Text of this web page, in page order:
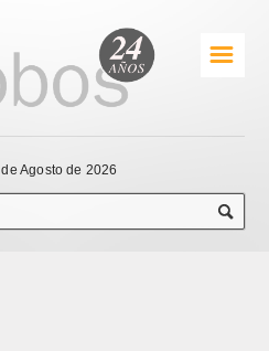
☰
Agosto de 2026